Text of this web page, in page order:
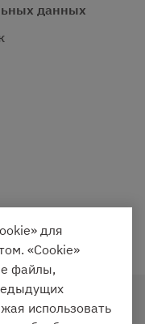
данных
для
«Cookie»
файлы,
использовать